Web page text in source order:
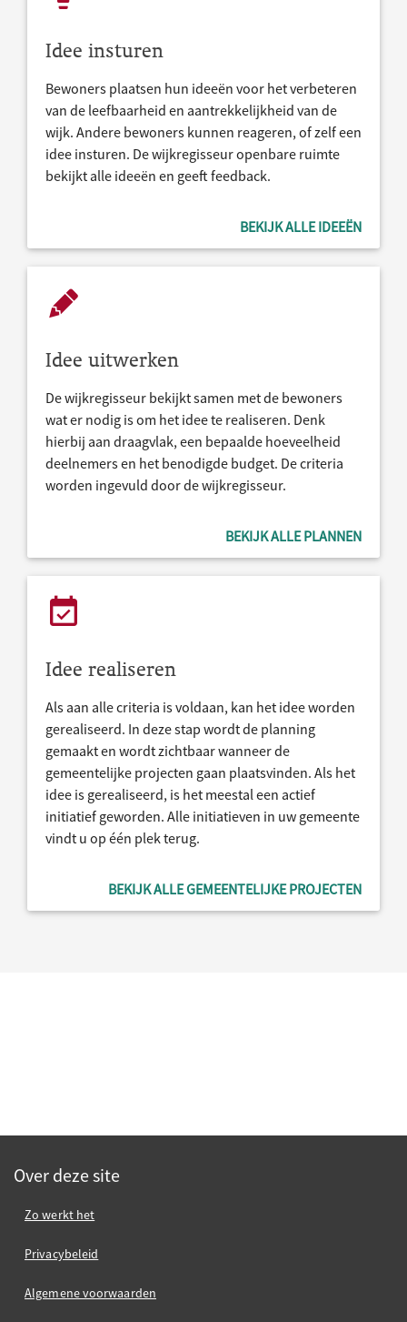
Idee insturen
Bewoners plaatsen hun ideeën voor het verbeteren
van de leefbaarheid en aantrekkelijkheid van de
wijk. Andere bewoners kunnen reageren, of zelf een
idee insturen. De wijkregisseur openbare ruimte
bekijkt alle ideeën en geeft feedback.
BEKIJK ALLE IDEEËN
Idee uitwerken
De wijkregisseur bekijkt samen met de bewoners
wat er nodig is om het idee te realiseren. Denk
hierbij aan draagvlak, een bepaalde hoeveelheid
deelnemers en het benodigde budget. De criteria
worden ingevuld door de wijkregisseur.
BEKIJK ALLE PLANNEN
Idee realiseren
Als aan alle criteria is voldaan, kan het idee worden
gerealiseerd. In deze stap wordt de planning
gemaakt en wordt zichtbaar wanneer de
gemeentelijke projecten gaan plaatsvinden. Als het
idee is gerealiseerd, is het meestal een actief
initiatief geworden. Alle initiatieven in uw gemeente
vindt u op één plek terug.
BEKIJK ALLE GEMEENTELIJKE PROJECTEN
Over deze site
Zo werkt het
Privacybeleid
Algemene voorwaarden